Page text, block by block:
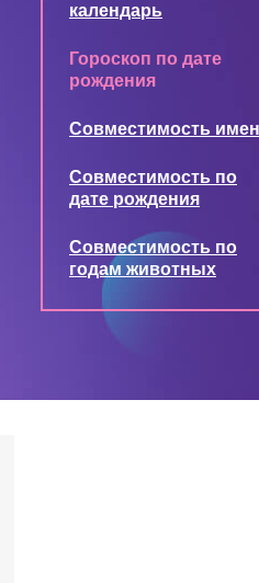
календарь
Гороскоп по дате
рождения
Совместимость имен
Совместимость по
дате рождения
Совместимость по
годам животных